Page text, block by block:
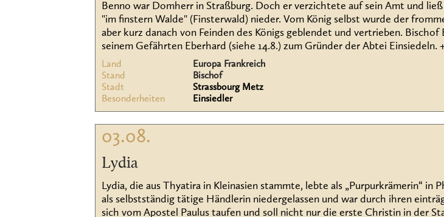
Benno war Domherr in Straßburg. Doch er verzichtete auf sein Amt und ließ
"im finstern Walde" (Finsterwald) nieder. Vom König selbst wurde der
aber kurz danach von Feinden des Königs geblendet und vertrieben.
seinem Gefährten Eberhard (siehe 14.8.) zum Gründer der Abtei Einsiedeln.
Land
Europa Frankreich
Stand
Bischof
Stadt
Strassbourg Metz
Besonderheiten
Einsiedler
03.08.
Lydia
Lydia, die aus Thyatira in Kleinasien stammte, lebte als „Purpurkrämerin“
als selbstständig tätige Händlerin niedergelassen und war durch ihren
sich vom Apostel Paulus taufen und soll nicht nur die erste Christin in der